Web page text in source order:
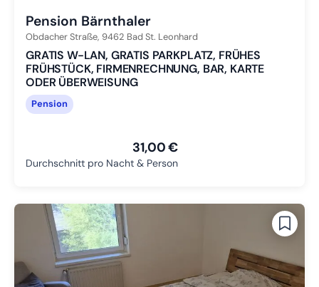
Pension Bärnthaler
Obdacher Straße, 9462 Bad St. Leonhard
GRATIS W-LAN, GRATIS PARKPLATZ, FRÜHES
FRÜHSTÜCK, FIRMENRECHNUNG, BAR, KARTE
ODER ÜBERWEISUNG
Pension
31,00 €
Durchschnitt pro Nacht & Person